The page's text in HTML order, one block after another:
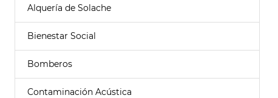
Alquería de Solache
Bienestar Social
Bomberos
Contaminación Acústica